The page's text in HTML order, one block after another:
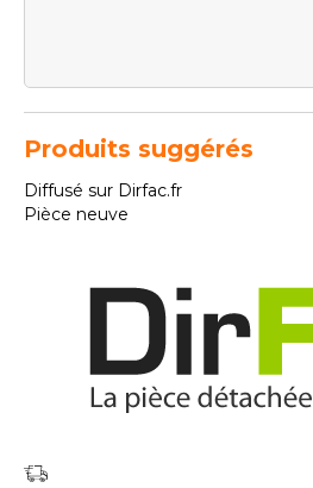
Produits suggérés
Diffusé sur Dirfac.fr
Pièce neuve